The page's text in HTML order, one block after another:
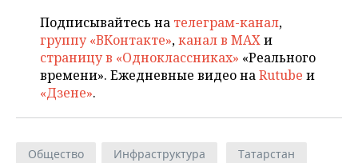
Подписывайтесь на телеграм-канал,
группу «ВКонтакте»,канал в MAXи
страницу в «Одноклассниках» «Реального
времени». Ежедневные видео наRutube и
«Дзене».
Общество Инфраструктура Татарстан